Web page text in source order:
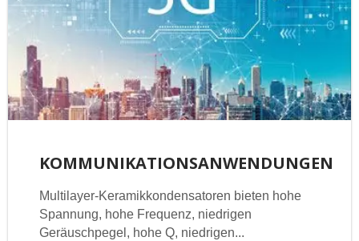
KOMMUNIKATIONSANWENDUNGEN
Multilayer-Keramikkondensatoren bieten hohe
Spannung, hohe Frequenz, niedrigen
Geräuschpegel, hohe Q, niedrigen...